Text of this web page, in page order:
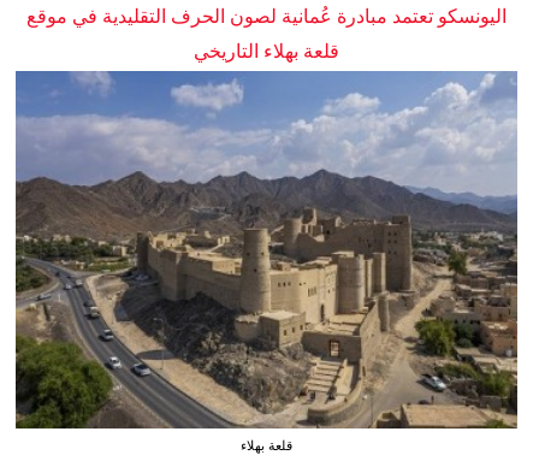
اليونسكو تعتمد مبادرة عُمانية لصون الحرف التقليدية في موقع
قلعة بهلاء التاريخي
قلعة بهلاء